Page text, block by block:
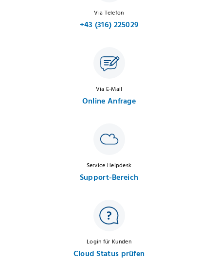
Via Telefon
+43 (316) 225029
Via E-Mail
Online Anfrage
Service Helpdesk
Support-Bereich
Login für Kunden
Cloud Status prüfen